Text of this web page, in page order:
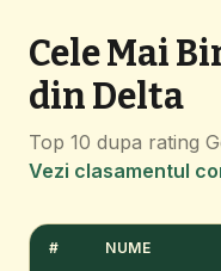
Cele Mai
din Delta
Top 10 dupa rating
Vezi clasamentul
# NUME